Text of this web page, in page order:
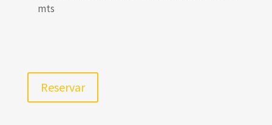
mts
Reservar